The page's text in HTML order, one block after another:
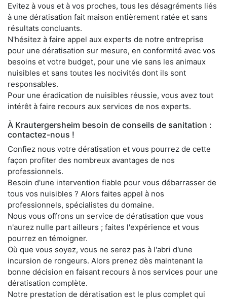
Evitez à vous et à vos proches, tous les désagréments liés
à une dératisation fait maison entièrement ratée et sans
résultats concluants.
N'hésitez à faire appel aux experts de notre entreprise
pour une dératisation sur mesure, en conformité avec vos
besoins et votre budget, pour une vie sans les animaux
nuisibles et sans toutes les nocivités dont ils sont
responsables.
Pour une éradication de nuisibles réussie, vous avez tout
intérêt à faire recours aux services de nos experts.
À Krautergersheim besoin de conseils de sanitation :
contactez-nous !
Confiez nous votre dératisation et vous pourrez de cette
façon profiter des nombreux avantages de nos
professionnels.
Besoin d'une intervention fiable pour vous débarrasser de
tous vos nuisibles ? Alors faites appel à nos
professionnels, spécialistes du domaine.
Nous vous offrons un service de dératisation que vous
n'aurez nulle part ailleurs ; faites l'expérience et vous
pourrez en témoigner.
Où que vous soyez, vous ne serez pas à l'abri d'une
incursion de rongeurs. Alors prenez dès maintenant la
bonne décision en faisant recours à nos services pour une
dératisation complète.
Notre prestation de dératisation est le plus complet qui